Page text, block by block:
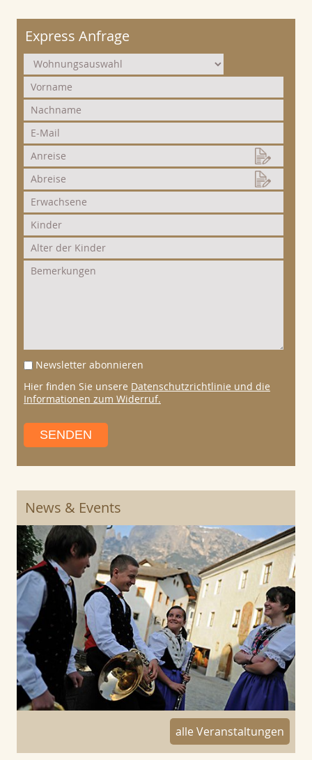
Express Anfrage
Newsletter abonnieren
Hier finden Sie unsere Datenschutzrichtlinie und die
Informationen zum Widerruf.
SENDEN
News & Events
alle Veranstaltungen